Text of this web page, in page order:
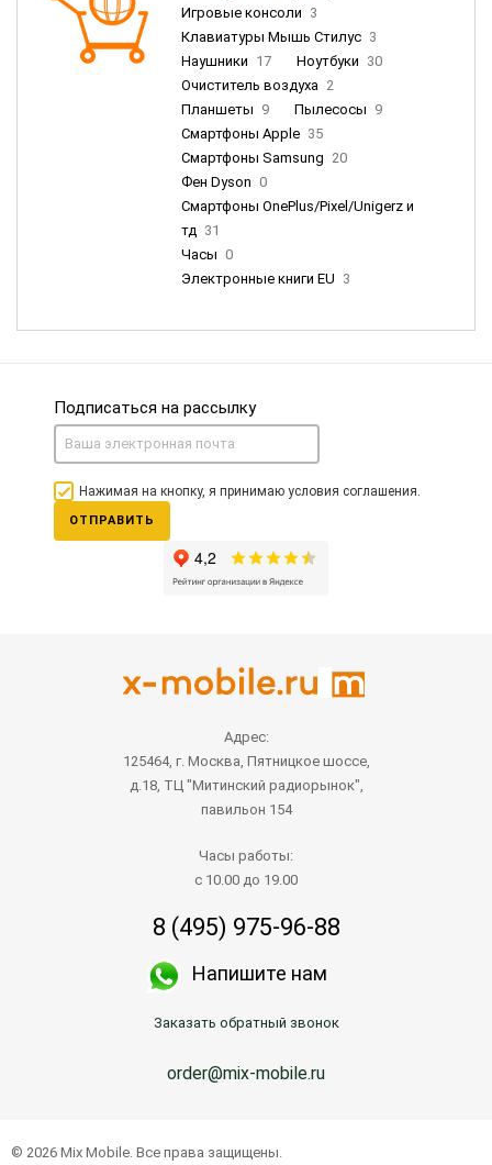
Игровые консоли 3
Клавиатуры Мышь Стилус 3
Наушники 17 Ноутбуки 30
Очиститель воздуха 2
Планшеты 9 Пылесосы 9
Смартфоны Apple 35
Смартфоны Samsung 20
Фен Dyson 0
Смартфоны OnePlus/Pixel/Unigerz и
тд 31
Часы 0
Электронные книги EU 3
Подписаться на рассылку
Нажимая на кнопку, я принимаю условия соглашения.
ОТПРАВИТЬ
Адрес:
125464, г. Москва, Пятницкое шоссе,
д.18, ТЦ "Митинский радиорынок",
павильон 154
Часы работы:
с 10.00 до 19.00
8 (495) 975-96-88
Напишите нам
Заказать обратный звонок
order@mix-mobile.ru
© 2026 Mix Mobile. Все права защищены.